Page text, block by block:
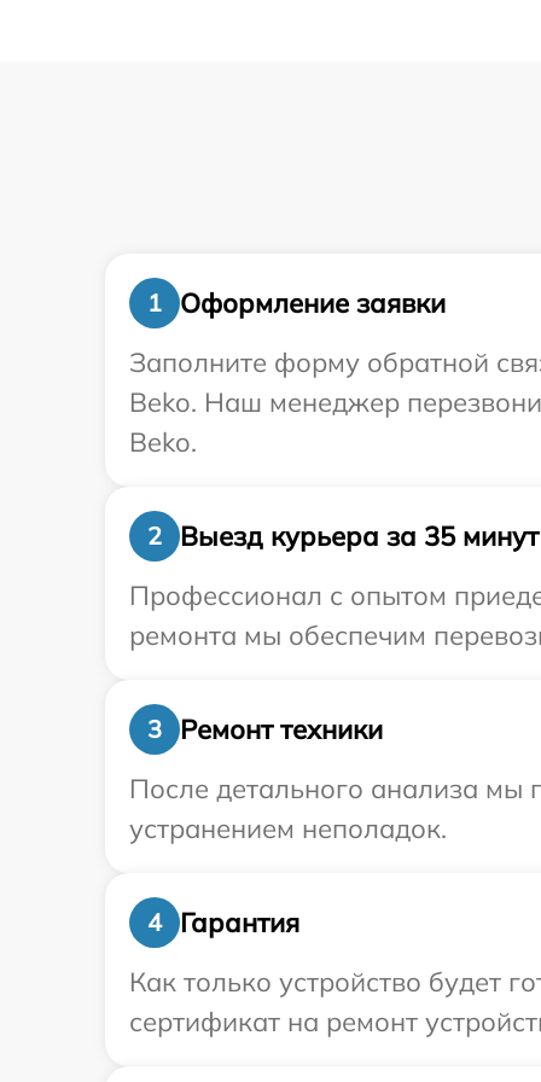
1
Оформление заявки
Заполните форму обратной
Beko. Наш менеджер
Beko.
2
Выезд курьера за 35 минут
Профессионал с опытом
ремонта мы обеспечим
3
Ремонт техники
После детального анализа мы
устранением неполадок.
4
Гарантия
Как только устройство будет
сертификат на ремонт